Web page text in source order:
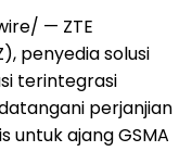
— ZTE
penyedia solusi
terintegrasi
perjanjian
untuk ajang GSMA